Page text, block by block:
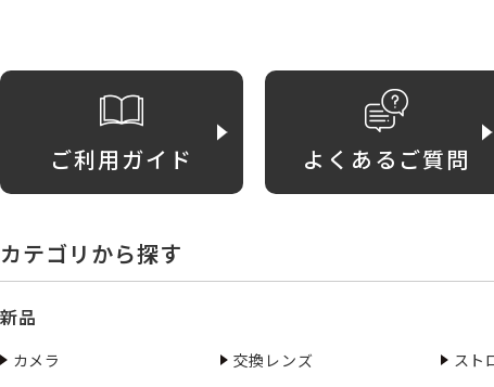
ご利用ガイド よくあるご質問
カテゴリから探す
新品
カメラ 交換レンズ スト